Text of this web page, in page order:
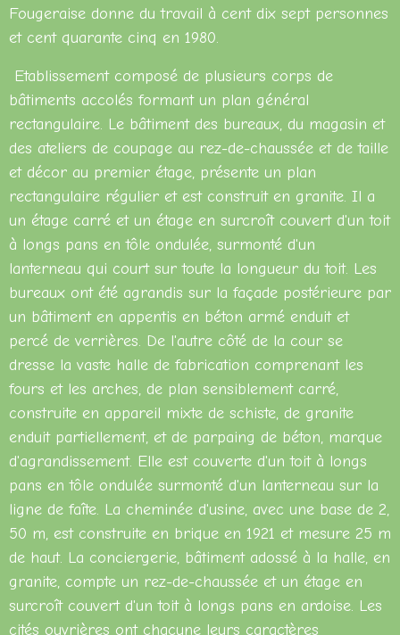
Fougeraise donne du travail à cent dix sept personnes
et cent quarante cinq en 1980.
Etablissement composé de plusieurs corps de
bâtiments accolés formant un plan général
rectangulaire. Le bâtiment des bureaux, du magasin et
des ateliers de coupage au rez-de-chaussée et de taille
et décor au premier étage, présente un plan
rectangulaire régulier et est construit en granite. Il a
un étage carré et un étage en surcroît couvert d'un toit
à longs pans en tôle ondulée, surmonté d'un
lanterneau qui court sur toute la longueur du toit. Les
bureaux ont été agrandis sur la façade postérieure par
un bâtiment en appentis en béton armé enduit et
percé de verrières. De l'autre côté de la cour se
dresse la vaste halle de fabrication comprenant les
fours et les arches, de plan sensiblement carré,
construite en appareil mixte de schiste, de granite
enduit partiellement, et de parpaing de béton, marque
d'agrandissement. Elle est couverte d'un toit à longs
pans en tôle ondulée surmonté d'un lanterneau sur la
ligne de faîte. La cheminée d'usine, avec une base de 2,
50 m, est construite en brique en 1921 et mesure 25 m
de haut. La conciergerie, bâtiment adossé à la halle, en
granite, compte un rez-de-chaussée et un étage en
surcroît couvert d'un toit à longs pans en ardoise. Les
cités ouvrières ont chacune leurs caractères